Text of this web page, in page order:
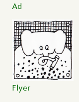
Ad
Flyer